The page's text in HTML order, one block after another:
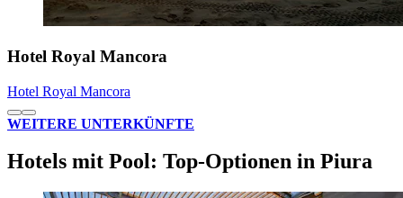
Hotel Royal Mancora
Hotel Royal Mancora
WEITERE UNTERKÜNFTE
Hotels mit Pool: Top-Optionen in Piura